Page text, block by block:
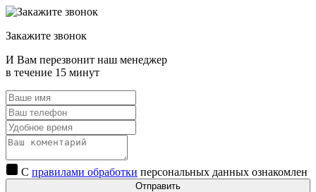
Закажите звонок
И Вам перезвонит наш менеджер
в течение 15 минут
С правилами обработки персональных данных ознакомлен
Отправить